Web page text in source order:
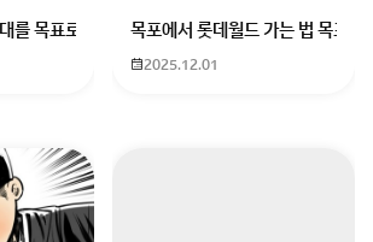
혹은 광고 [X]를 누르면 내용이 보입니다
를 목표로 하고 있는 09년생입니다 지금 제 내신이
목포에서 롯데월드 가는 법 목포
2025.12.01